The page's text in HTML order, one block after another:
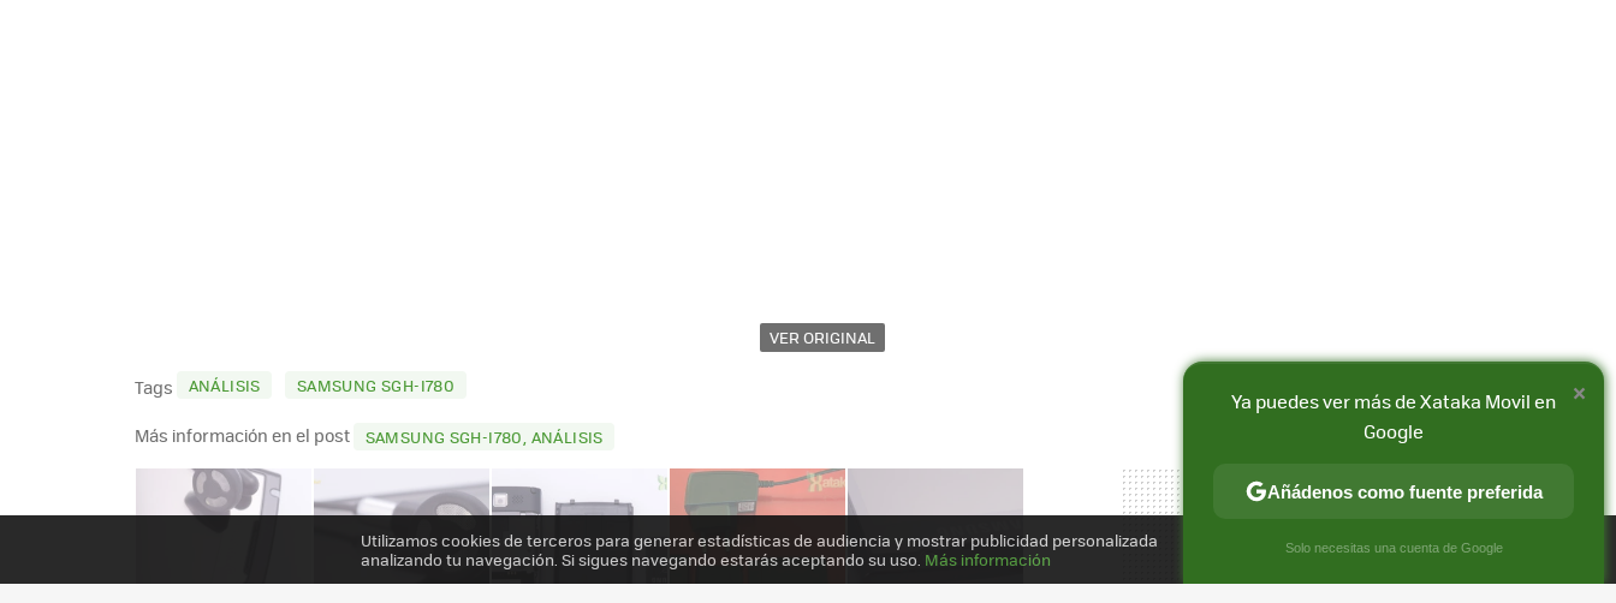
VER ORIGINAL
FACEBOOK
X
Tags ANÁLISIS SAMSUNG SGH-I780
Más información en el post SAMSUNG SGH-I780, ANÁLISIS
Utilizamos cookies de terceros para generar estadísticas de audiencia y mostrar publicidad personalizada
analizando tu navegación. Si sigues navegando estarás aceptando su uso. Más información
×
Ya puedes ver más de Xataka Movil en
Google
Añádenos como fuente preferida
Solo necesitas una cuenta de Google